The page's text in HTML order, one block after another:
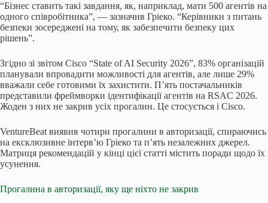
“Бізнес ставить такі завдання, як, наприклад, мати 500 агентів на
одного співробітника”, — зазначив Гріеко. “Керівники з питань
безпеки зосереджені на тому, як забезпечити безпеку цих
рішень”.
Згідно зі звітом Cisco “State of AI Security 2026”, 83% організацій
планували впровадити можливості для агентів, але лише 29%
вважали себе готовими їх захистити. П’ять постачальників
представили фреймворки ідентифікації агентів на RSAC 2026.
Жоден з них не закрив усіх прогалин. Це стосується і Cisco.
VentureBeat виявив чотири прогалини в авторизації, спираючись
на ексклюзивне інтерв’ю Гріеко та п’ять незалежних джерел.
Матриця рекомендацій у кінці цієї статті містить поради щодо їх
усунення.
Прогалина в авторизації, яку ще ніхто не закрив